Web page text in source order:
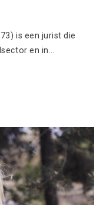
is een jurist die
en in…